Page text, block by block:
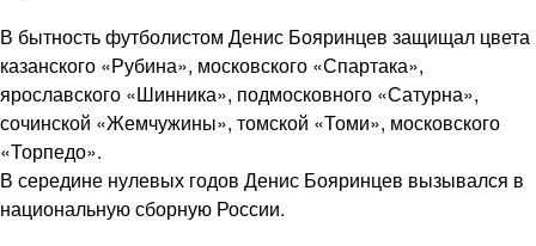
В бытность футболистом Денис Бояринцев защищал цвета
казанского «Рубина», московского «Спартака»,
ярославского «Шинника», подмосковного «Сатурна»,
сочинской «Жемчужины», томской «Томи», московского
«Торпедо».
В середине нулевых годов Денис Бояринцев вызывался в
национальную сборную России.